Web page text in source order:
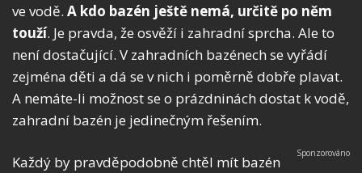
ve vodě. A kdo bazén ještě nemá, určitě po něm
touží. Je pravda, že osvěží i zahradní sprcha. Ale to
není dostačující. V zahradních bazénech se vyřádí
zejména děti a dá se v nich i poměrně dobře plavat.
A nemáte-li možnost se o prázdninách dostat k vodě,
zahradní bazén je jedinečným řešením.
Každý by pravděpodobně chtěl mít bazén